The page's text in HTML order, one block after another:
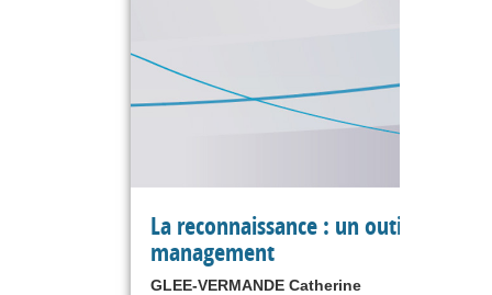
La reconnaissance : un outil de
management
GLEE-VERMANDE Catherine